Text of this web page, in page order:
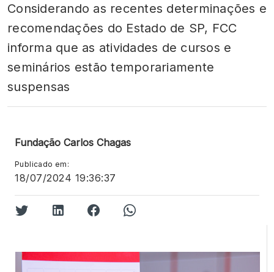
Considerando as recentes determinações e
recomendações do Estado de SP, FCC
informa que as atividades de cursos e
seminários estão temporariamente
suspensas
Fundação Carlos Chagas
Publicado em:
18/07/2024 19:36:37